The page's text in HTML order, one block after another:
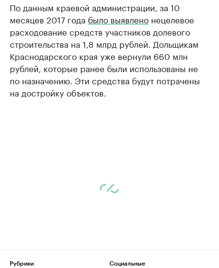
По данным краевой администрации, за 10
месяцев 2017 года было выявлено нецелевое
расходование средств участников долевого
строительства на 1,8 млрд рублей. Дольщикам
Краснодарского края уже вернули 660 млн
рублей, которые ранее были использованы не
по назначению. Эти средства будут потрачены
на достройку объектов.
Рубрики
Социальные